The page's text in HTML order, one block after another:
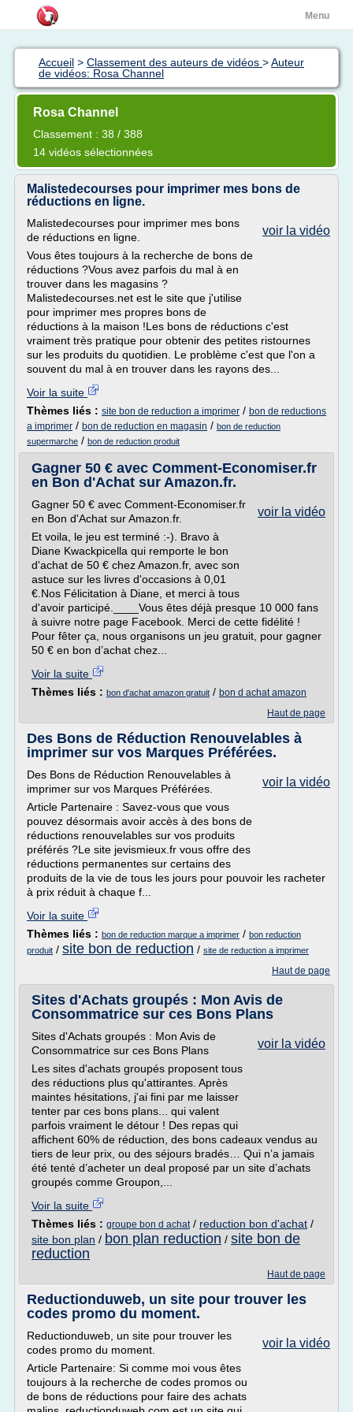
Menu
Accueil > Classement des auteurs de vidéos >Auteur
de vidéos: Rosa Channel
Rosa Channel
Classement : 38 / 388
14 vidéos sélectionnées
Malistedecourses pour imprimer mes bons de
réductions en ligne.
voir la vidéo
Malistedecourses pour imprimer mes bons
de réductions en ligne.
Vous êtes toujours à la recherche de bons de
réductions ?Vous avez parfois du mal à en
trouver dans les magasins ?
Malistedecourses.net est le site que j'utilise
pour imprimer mes propres bons de
réductions à la maison !Les bons de réductions c'est
vraiment très pratique pour obtenir des petites ristournes
sur les produits du quotidien. Le problème c'est que l'on a
souvent du mal à en trouver dans les rayons des...
Voir la suite
Thèmes liés : site bon de reduction a imprimer / bon de reductions
a imprimer / bon de reduction en magasin / bon de reduction
supermarche / bon de reduction produit
Gagner 50 € avec Comment-Economiser.fr
en Bon d'Achat sur Amazon.fr.
voir la vidéo
Gagner 50 € avec Comment-Economiser.fr
en Bon d'Achat sur Amazon.fr.
Et voila, le jeu est terminé :-). Bravo à
Diane Kwackpicella qui remporte le bon
d'achat de 50 € chez Amazon.fr, avec son
astuce sur les livres d'occasions à 0,01
€.Nos Félicitation à Diane, et merci à tous
d'avoir participé.____Vous êtes déjà presque 10 000 fans
à suivre notre page Facebook. Merci de cette fidélité !
Pour fêter ça, nous organisons un jeu gratuit, pour gagner
50 € en bon d’achat chez...
Voir la suite
Thèmes liés : bon d'achat amazon gratuit / bon d achat amazon
Haut de page
Des Bons de Réduction Renouvelables à
imprimer sur vos Marques Préférées.
voir la vidéo
Des Bons de Réduction Renouvelables à
imprimer sur vos Marques Préférées.
Article Partenaire : Savez-vous que vous
pouvez désormais avoir accès à des bons de
réductions renouvelables sur vos produits
préférés ?Le site jevismieux.fr vous offre des
réductions permanentes sur certains des
produits de la vie de tous les jours pour pouvoir les racheter
à prix réduit à chaque f...
Voir la suite
Thèmes liés : bon de reduction marque a imprimer / bon reduction
produit / site bon de reduction / site de reduction a imprimer
Haut de page
Sites d'Achats groupés : Mon Avis de
Consommatrice sur ces Bons Plans
voir la vidéo
Sites d'Achats groupés : Mon Avis de
Consommatrice sur ces Bons Plans
Les sites d'achats groupés proposent tous
des réductions plus qu'attirantes. Après
maintes hésitations, j'ai fini par me laisser
tenter par ces bons plans... qui valent
parfois vraiment le détour ! Des repas qui
affichent 60% de réduction, des bons cadeaux vendus au
tiers de leur prix, ou des séjours bradés… Qui n’a jamais
été tenté d’acheter un deal proposé par un site d’achats
groupés comme Groupon,...
Voir la suite
Thèmes liés : groupe bon d achat/ reduction bon d'achat /
site bon plan / bon plan reduction / site bon de
reduction
Haut de page
Reductionduweb, un site pour trouver les
codes promo du moment.
voir la vidéo
Reductionduweb, un site pour trouver les
codes promo du moment.
Article Partenaire: Si comme moi vous êtes
toujours à la recherche de codes promos ou
de bons de réductions pour faire des achats